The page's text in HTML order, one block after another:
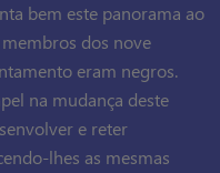
bem este panorama ao
dos nove
eram negros.
na mudança deste
e reter
lhes as mesmas